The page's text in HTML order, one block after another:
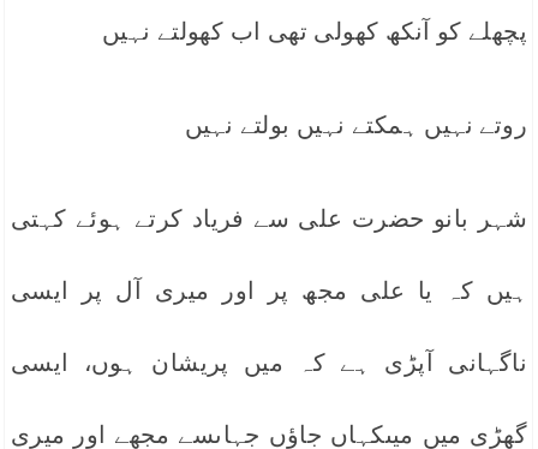
پچھلے کو آنکھ کھولی تھی اب کھولتے نہیں
روتے نہیں ہمکتے نہیں بولتے نہیں
شہر بانو حضرت علی سے فریاد کرتے ہوئے کہتی
ہیں کہ یا علی مجھ پر اور میری آل پر ایسی
ناگہانی آپڑی ہے کہ میں پریشان ہوں، ایسی
گھڑی میں میںکہاں جاؤں جہاںسے مجھے اور میری